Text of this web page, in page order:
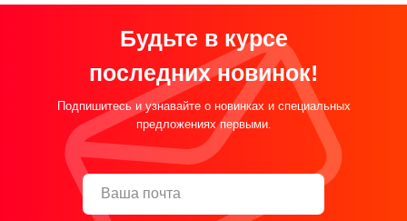
Будьте в курсе
последних новинок!
Подпишитесь и узнавайте о новинках и специальных
предложениях первыми.